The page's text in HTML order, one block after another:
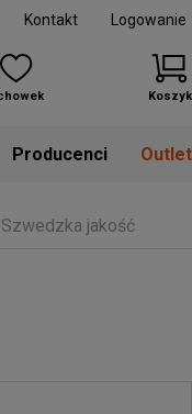
Kontakt Logowanie
Koszyk
Producenci Outlet
jakość